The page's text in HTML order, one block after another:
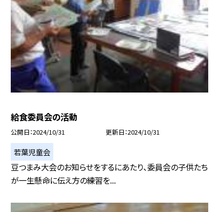
給食委員会の活動
公開日 2024/10/31 更新日 2024/10/31
若葉児童会
豆つまみ大会のお知らせをするにあたり、委員会の子供たち
が一生懸命に伝え方の練習を...